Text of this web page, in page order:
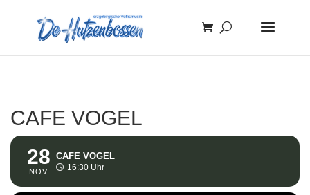
CAFE VOGEL
28
NOV
CAFE VOGEL
16:30 Uhr